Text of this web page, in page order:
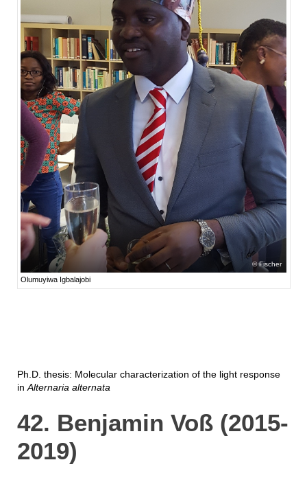
Fischer
Olumuyiwa Igbalajobi
Ph.D. thesis: Molecular characterization of the light response
in Alternaria alternata
42. Benjamin Voß (2015-
2019)